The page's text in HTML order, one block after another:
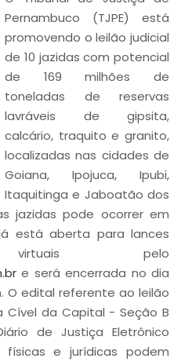
Pernambuco (TJPE) está
promovendo o leilão judicial
de 10 jazidas com potencial
de 169 milhões de
toneladas de reservas
lavráveis de gipsita,
calcário, traquito e granito,
localizadas nas cidades de
Goiana, Ipojuca, Ipubi,
Itaquitinga e Jaboatão dos
jazidas pode ocorrer em
está aberta para lances
virtuais pelo
e será encerrada no dia
O edital referente ao leilão
Cível da Capital - Seção B
de Justiça Eletrônico
físicas e jurídicas podem